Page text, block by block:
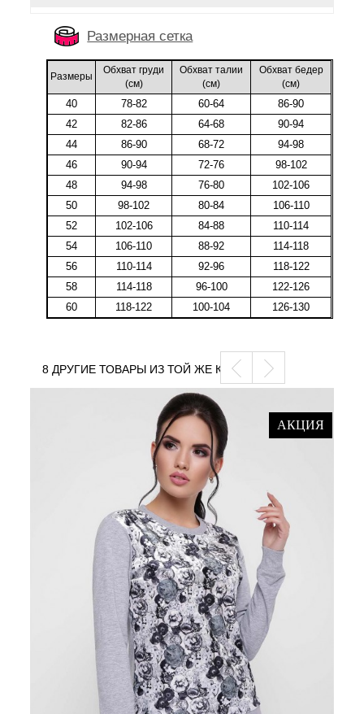
Размерная сетка
Размеры
Обхват груди
(cм)
Обхват талии
(cм)
Обхват бедер
(cм)
40 78-82 60-64
86-90
42
82-86 64-68
90-94
44
86-90 68-72
94-98
46
90-94 72-76
98-102
48
94-98 76-80
102-106
50
98-102 80-84
106-110
52
102-106 84-88
110-114
54
106-110 88-92
114-118
56
110-114 92-96
118-122
58
114-118 96-100
122-126
60
118-122 100-104 126-130
8 ДРУГИЕ ТОВАРЫ ИЗ ТОЙ ЖЕ КАТЕГОРИИ
АКЦИЯ